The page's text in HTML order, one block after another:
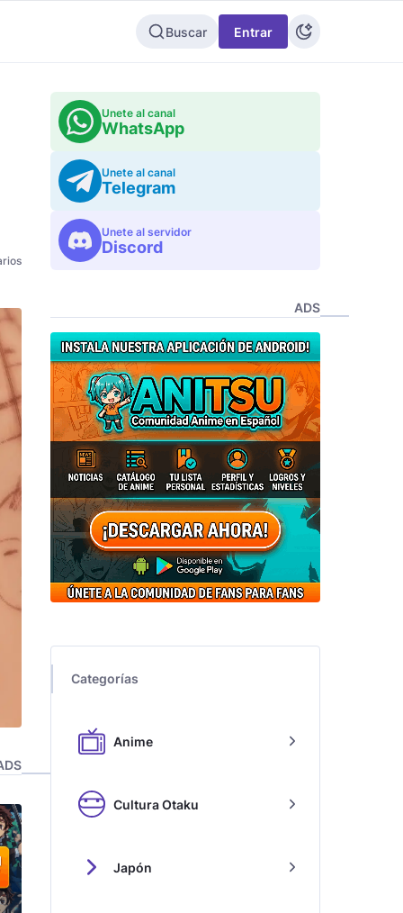
Buscar Entrar
Unete al canal
WhatsApp
Unete al canal
Telegram
Unete al servidor
Discord
ADS
Categorías
Anime
Cultura Otaku
Japón